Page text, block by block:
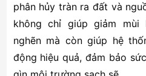
phân hủy tràn ra đất và
không chỉ giúp giảm
nghẽn mà còn giúp hệ
động hiệu quả, đảm bảo